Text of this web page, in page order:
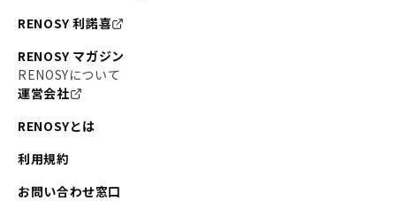
RENOSY 利諾喜
RENOSY マガジン
RENOSYについて
運営会社
RENOSYとは
利用規約
お問い合わせ窓口